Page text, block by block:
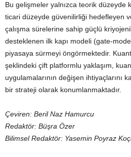
Bu gelişmeler yalnızca teorik düzeyde
ticari düzeyde güvenilirliği hedefleyen
çalışma sürelerine sahip güçlü
desteklenen ilk kapı modeli (gate-
piyasaya sürmeyi öngörmektedir.
şeklindeki çift platformlu yaklaşım,
uygulamalarının değişen ihtiyaçlarını
bir strateji olarak konumlanmaktadır.
Çeviren: Beril Naz Hamurcu
Redaktör: Büşra Özer
Bilimsel Redaktör: Yasemin Poyraz